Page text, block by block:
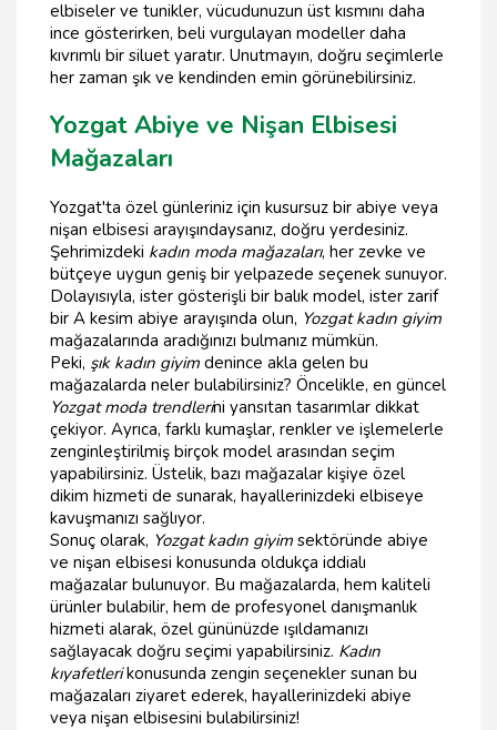
elbiseler ve tunikler, vücudunuzun üst kısmını daha
ince gösterirken, beli vurgulayan modeller daha
kıvrımlı bir siluet yaratır. Unutmayın, doğru seçimlerle
her zaman şık ve kendinden emin görünebilirsiniz.
Yozgat Abiye ve Nişan Elbisesi
Mağazaları
Yozgat'ta özel günleriniz için kusursuz bir abiye veya
nişan elbisesi arayışındaysanız, doğru yerdesiniz.
Şehrimizdeki kadın moda mağazaları, her zevke ve
bütçeye uygun geniş bir yelpazede seçenek sunuyor.
Dolayısıyla, ister gösterişli bir balık model, ister zarif
bir A kesim abiye arayışında olun, Yozgat kadın giyim
mağazalarında aradığınızı bulmanız mümkün.
Peki, şık kadın giyim denince akla gelen bu
mağazalarda neler bulabilirsiniz? Öncelikle, en güncel
Yozgat moda trendlerini yansıtan tasarımlar dikkat
çekiyor. Ayrıca, farklı kumaşlar, renkler ve işlemelerle
zenginleştirilmiş birçok model arasından seçim
yapabilirsiniz. Üstelik, bazı mağazalar kişiye özel
dikim hizmeti de sunarak, hayallerinizdeki elbiseye
kavuşmanızı sağlıyor.
Sonuç olarak, Yozgat kadın giyim sektöründe abiye
ve nişan elbisesi konusunda oldukça iddialı
mağazalar bulunuyor. Bu mağazalarda, hem kaliteli
ürünler bulabilir, hem de profesyonel danışmanlık
hizmeti alarak, özel gününüzde ışıldamanızı
sağlayacak doğru seçimi yapabilirsiniz. Kadın
kıyafetlerikonusunda zengin seçenekler sunan bu
mağazaları ziyaret ederek, hayallerinizdeki abiye
veya nişan elbisesini bulabilirsiniz!